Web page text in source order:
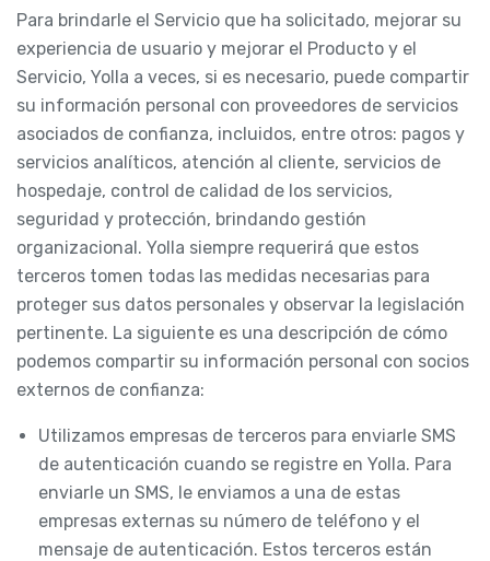
Para brindarle el Servicio que ha solicitado, mejorar su
experiencia de usuario y mejorar el Producto y el
Servicio, Yolla a veces, si es necesario, puede compartir
su información personal con proveedores de servicios
asociados de confianza, incluidos, entre otros: pagos y
servicios analíticos, atención al cliente, servicios de
hospedaje, control de calidad de los servicios,
seguridad y protección, brindando gestión
organizacional. Yolla siempre requerirá que estos
terceros tomen todas las medidas necesarias para
proteger sus datos personales y observar la legislación
pertinente. La siguiente es una descripción de cómo
podemos compartir su información personal con socios
externos de confianza:
Utilizamos empresas de terceros para enviarle SMS
de autenticación cuando se registre en Yolla. Para
enviarle un SMS, le enviamos a una de estas
empresas externas su número de teléfono y el
mensaje de autenticación. Estos terceros están